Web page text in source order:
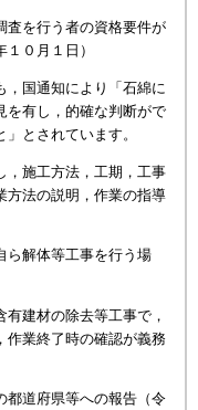
査を行う者の資格要件が
０月１日）
，国通知により「石綿に
を有し，的確な判断がで
」とされています。
，施工方法，工期，工事
方法の説明，作業の指導
ら解体等工事を行う場
有建材の除去等工事で，
作業終了時の確認が義務
都道府県等への報告（令